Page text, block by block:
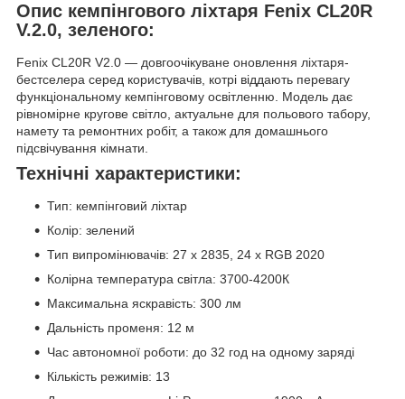
Опис кемпінгового ліхтаря Fenix CL20R
V.2.0, зеленого:
Fenix CL20R V2.0 — довгоочікуване оновлення ліхтаря-
бестселера серед користувачів, котрі віддають перевагу
функціональному кемпінговому освітленню. Модель дає
рівномірне кругове світло, актуальне для польового табору,
намету та ремонтних робіт, а також для домашнього
підсвічування кімнати.
Технічні характеристики:
Тип: кемпінговий ліхтар
Колір: зелений
Тип випромінювачів: 27 х 2835, 24 х RGB 2020
Колірна температура світла: 3700-4200К
Максимальна яскравість: 300 лм
Дальність променя: 12 м
Час автономної роботи: до 32 год на одному заряді
Кількість режимів: 13